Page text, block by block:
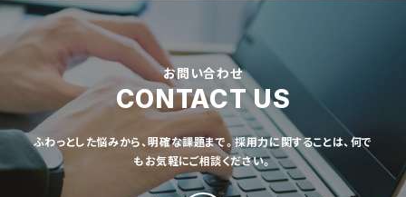
お問い合わせ
CONTACT US
ふわっとした悩みから、明確な課題まで。採用力に関することは、何で
もお気軽にご相談ください。